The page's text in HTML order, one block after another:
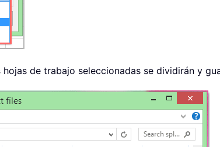
hojas de trabajo seleccionadas se dividirán y